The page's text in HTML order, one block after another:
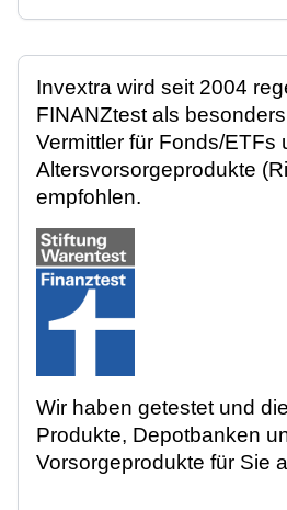
Invextra wird seit 2004
FINANZtest als
Vermittler für Fonds/ETFs
Altersvorsorgeprodukte
empfohlen.
Wir haben getestet und
Produkte, Depotbanken
Vorsorgeprodukte für Sie